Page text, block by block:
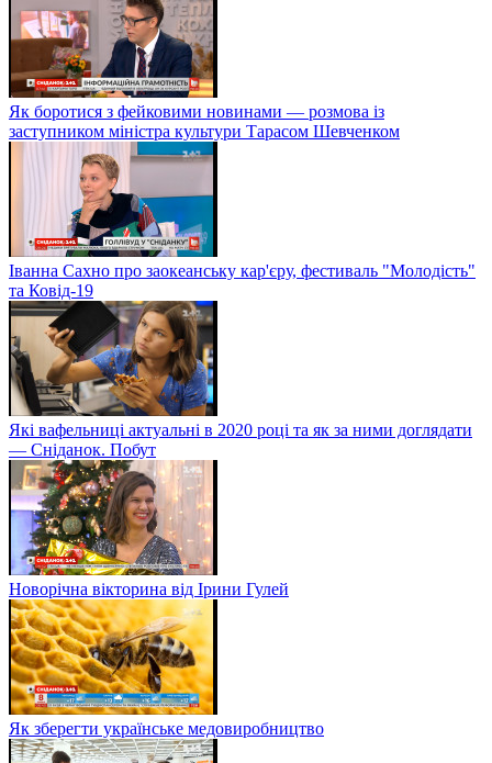
дружина Ганна презентували кліп "Не мовчи"
Представник МЗС коментує ситуацію із затриманням
українських туристів в аеропорту Афін
Як боротися з фейковими новинами — розмова із
заступником міністра культури Тарасом Шевченком
Іванна Сахно про заокеанську кар'єру, фестиваль "Молодість"
та Ковід-19
Які вафельниці актуальні в 2020 році та як за ними доглядати
— Сніданок. Побут